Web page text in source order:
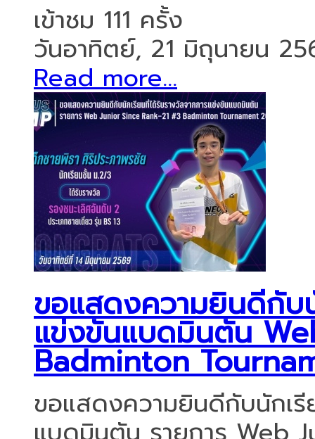
เข้าชม 111 ครั้ง
วันอาทิตย์, 21 มิถุนายน
Read more...
ขอแสดงความยินดีกับ
แข่งขันแบดมินตัน
Badminton
ขอแสดงความยินดีกับนักเรี